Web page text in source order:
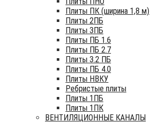
Плиты ПК (ширина 1,8 м)
Плиты 2ПБ
Плиты 3ПБ
Плиты ПБ 1.6
Плиты ПБ 2.7
Плиты 3.2 ПБ
Плиты ПБ 4.0
Плиты НВКУ
Ребристые плиты
Плиты 1ПБ
Плиты 1ПК
ВЕНТИЛЯЦИОННЫЕ КАНАЛЫ